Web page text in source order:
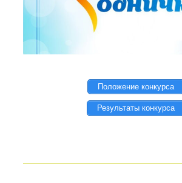
Положение конкурса
Результаты конкурса